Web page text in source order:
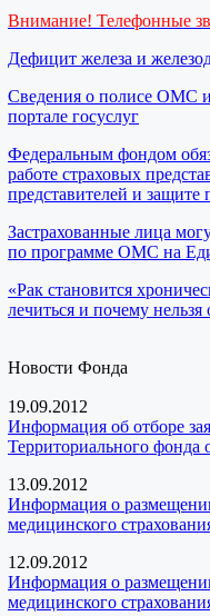
Внимание! Телефонные
Дефицит железа и
Сведения о полисе ОМС
портале госуслуг
Федеральным фондом
работе страховых
представителей и защите
Застрахованные лица
по программе ОМС на
«Рак становится
лечиться и почему нельзя
Новости Фонда
19.09.2012
Информация об отборе
Территориального фонда
13.09.2012
Информация о
медицинского
12.09.2012
Информация о
медицинского